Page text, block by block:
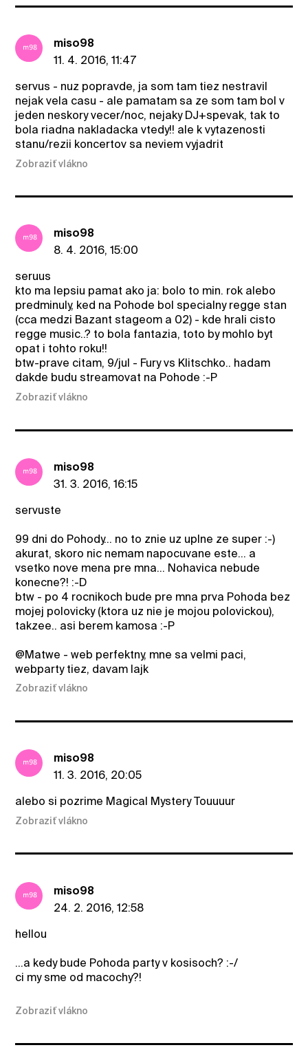
miso98
11. 4. 2016, 11:47
servus - nuz popravde, ja som tam tiez nestravil
nejak vela casu - ale pamatam sa ze som tam bol v
jeden neskory vecer/noc, nejaky DJ+spevak, tak to
bola riadna nakladacka vtedy!! ale k vytazenosti
stanu/rezii koncertov sa neviem vyjadrit
Zobraziť vlákno
miso98
8. 4. 2016, 15:00
seruus
kto ma lepsiu pamat ako ja: bolo to min. rok alebo
predminuly, ked na Pohode bol specialny regge stan
(cca medzi Bazant stageom a 02) - kde hrali cisto
regge music..? to bola fantazia, toto by mohlo byt
opat i tohto roku!!
btw-prave citam, 9/jul - Fury vs Klitschko.. hadam
dakde budu streamovat na Pohode :-P
Zobraziť vlákno
miso98
31. 3. 2016, 16:15
servuste
99 dni do Pohody... no to znie uz uplne ze super :-)
akurat, skoro nic nemam napocuvane este... a
vsetko nove mena pre mna... Nohavica nebude
konecne?! :-D
btw - po 4 rocnikoch bude pre mna prva Pohoda bez
mojej polovicky (ktora uz nie je mojou polovickou),
takzee.. asi berem kamosa :-P
@Matwe - web perfektny, mne sa velmi paci,
webparty tiez, davam lajk
Zobraziť vlákno
miso98
11. 3. 2016, 20:05
alebo si pozrime Magical Mystery Touuuur
Zobraziť vlákno
miso98
24. 2. 2016, 12:58
hellou
...a kedy bude Pohoda party v kosisoch? :-/
ci my sme od macochy?!
Zobraziť vlákno